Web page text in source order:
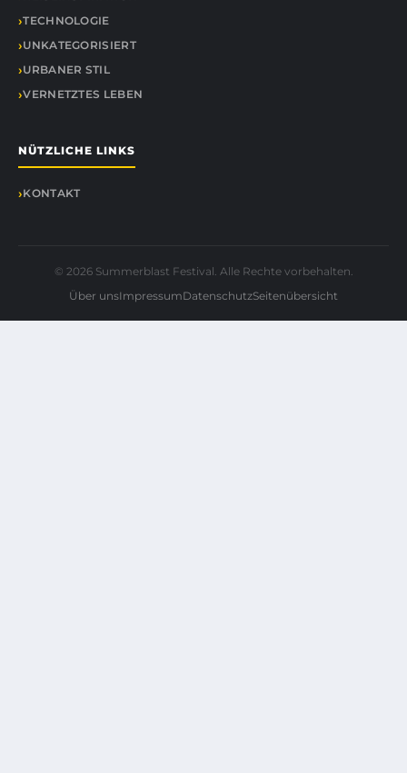
TECHNOLOGIE
UNKATEGORISIERT
URBANER STIL
VERNETZTES LEBEN
NÜTZLICHE LINKS
KONTAKT
© 2026 Summerblast Festival. Alle Rechte vorbehalten.
Über unsImpressumDatenschutzSeitenübersicht